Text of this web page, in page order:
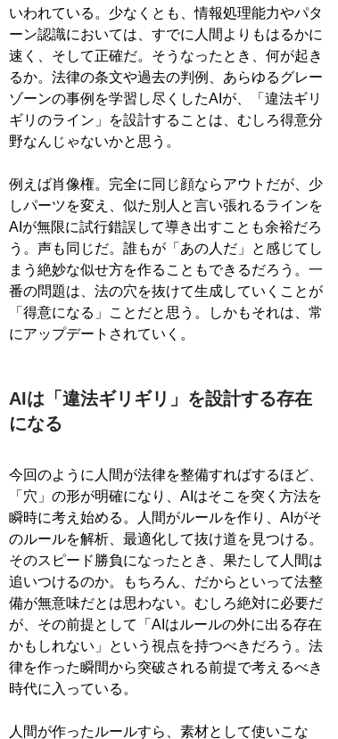
いわれている。少なくとも、情報処理能力やパタ
ーン認識においては、すでに人間よりもはるかに
速く、そして正確だ。そうなったとき、何が起き
るか。法律の条文や過去の判例、あらゆるグレー
ゾーンの事例を学習し尽くしたAIが、「違法ギリ
ギリのライン」を設計することは、むしろ得意分
野なんじゃないかと思う。
例えば肖像権。完全に同じ顔ならアウトだが、少
しパーツを変え、似た別人と言い張れるラインを
AIが無限に試行錯誤して導き出すことも余裕だろ
う。声も同じだ。誰もが「あの人だ」と感じてし
まう絶妙な似せ方を作ることもできるだろう。一
番の問題は、法の穴を抜けて生成していくことが
「得意になる」ことだと思う。しかもそれは、常
にアップデートされていく。
AIは「違法ギリギリ」を設計する存在
になる
今回のように人間が法律を整備すればするほど、
「穴」の形が明確になり、AIはそこを突く方法を
瞬時に考え始める。人間がルールを作り、AIがそ
のルールを解析、最適化して抜け道を見つける。
そのスピード勝負になったとき、果たして人間は
追いつけるのか。もちろん、だからといって法整
備が無意味だとは思わない。むしろ絶対に必要だ
が、その前提として「AIはルールの外に出る存在
かもしれない」という視点を持つべきだろう。法
律を作った瞬間から突破される前提で考えるべき
時代に入っている。
人間が作ったルールすら、素材として使いこな